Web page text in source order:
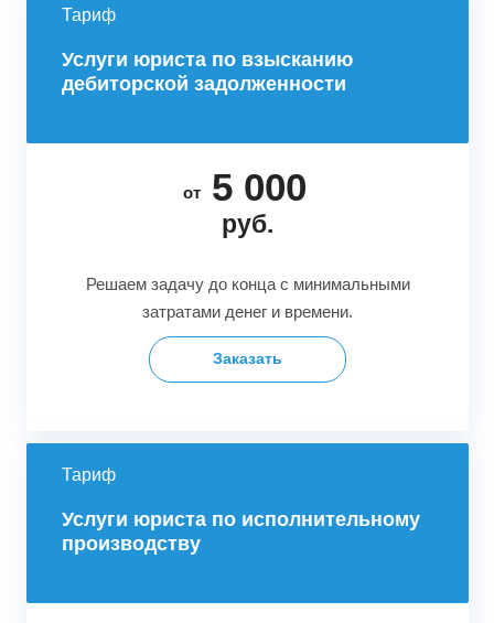
Тариф
Услуги юриста по взысканию
дебиторской задолженности
от 5 000
руб.
Решаем задачу до конца с минимальными
затратами денег и времени.
Заказать
Тариф
Услуги юриста по исполнительному
производству